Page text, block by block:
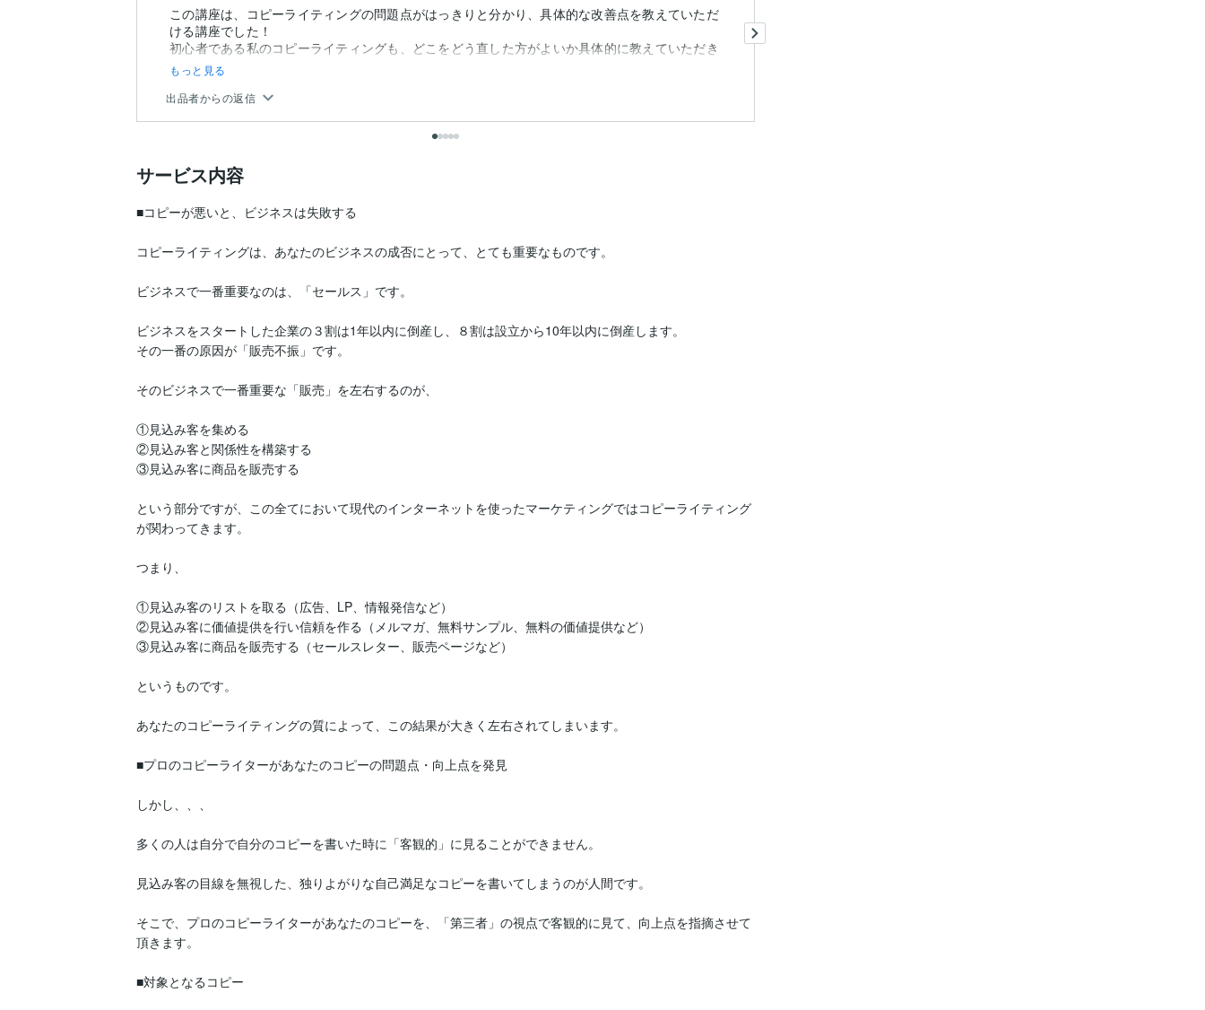
この講座は、コピーライティングの問題点がはっきりと分かり、具体的な改善点を教えていただ
ける講座でした！
初心者である私のコピーライティングも、どこをどう直した方がよいか具体的に教えていただき
もっと見る
出品者からの返信
サービス内容
■コピーが悪いと、ビジネスは失敗する
コピーライティングは、あなたのビジネスの成否にとって、とても重要なものです。
ビジネスで一番重要なのは、「セールス」です。
ビジネスをスタートした企業の３割は1年以内に倒産し、８割は設立から10年以内に倒産します。
その一番の原因が「販売不振」です。
そのビジネスで一番重要な「販売」を左右するのが、
①見込み客を集める
②見込み客と関係性を構築する
③見込み客に商品を販売する
という部分ですが、この全てにおいて現代のインターネットを使ったマーケティングではコピーライティング
が関わってきます。
つまり、
①見込み客のリストを取る（広告、LP、情報発信など）
②見込み客に価値提供を行い信頼を作る（メルマガ、無料サンプル、無料の価値提供など）
③見込み客に商品を販売する（セールスレター、販売ページなど）
というものです。
あなたのコピーライティングの質によって、この結果が大きく左右されてしまいます。
■プロのコピーライターがあなたのコピーの問題点・向上点を発見
しかし、、、
多くの人は自分で自分のコピーを書いた時に「客観的」に見ることができません。
見込み客の目線を無視した、独りよがりな自己満足なコピーを書いてしまうのが人間です。
そこで、プロのコピーライターがあなたのコピーを、「第三者」の視点で客観的に見て、向上点を指摘させて
頂きます。
■対象となるコピー